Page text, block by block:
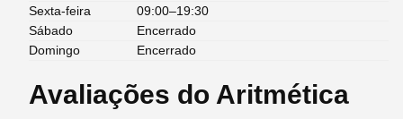
Sexta-feira
09:00–19:30
Sábado
Encerrado
Domingo
Encerrado
Avaliações do Aritmética